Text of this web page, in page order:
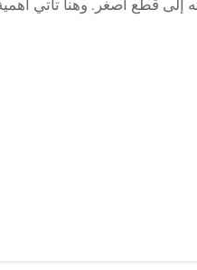
إلى قطع أصغر. وهنا تأتي